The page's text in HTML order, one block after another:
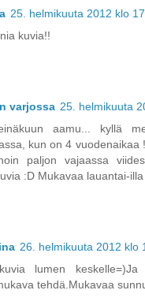
25. helmikuuta 2012 klo
kuvia!!
varjossa 25. helmikuuta
aamu... kyllä
kun on 4 vuodenaikaa
paljon vajaassa
:D Mukavaa lauantai-
26. helmikuuta 2012 klo
lumen keskelle=)Ja
tehdä.Mukavaa